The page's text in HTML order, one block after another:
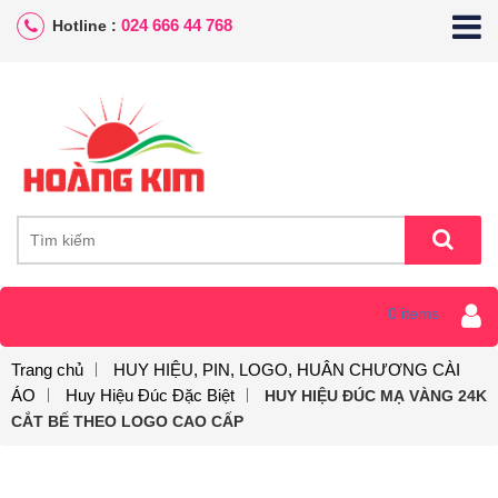
Hotline : 024 666 44 768
0 items
Trang chủ
HUY HIỆU, PIN, LOGO, HUÂN CHƯƠNG CÀI
ÁO
Huy Hiệu Đúc Đặc Biệt
HUY HIỆU ĐÚC MẠ VÀNG 24K
CẮT BẾ THEO LOGO CAO CẤP